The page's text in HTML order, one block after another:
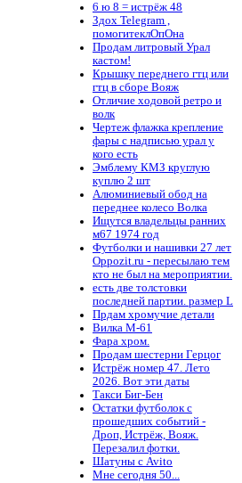
6 ю 8 = истрёж 48
Здох Telegram ,
помогитеклОпОна
Продам литровый Урал
кастом!
Крышку переднего гтц или
гтц в сборе Вояж
Отличие ходовой ретро и
волк
Чертеж флажка крепление
фары с надписью урал у
кого есть
Эмблему КМЗ круглую
куплю 2 шт
Алюминиевый обод на
переднее колесо Волка
Ищутся владельцы ранних
м67 1974 год
Футболки и нашивки 27 лет
Oppozit.ru - пересылаю тем
кто не был на мероприятии.
есть две толстовки
последней партии. размер L
Прдам хромучие детали
Вилка М-61
Фара хром.
Продам шестерни Герцог
Истрёж номер 47. Лето
2026. Вот эти даты
Такси Биг-Бен
Остатки футболок с
прошедших событий -
Дроп, Истрёж, Вояж.
Перезалил фотки.
Шатуны с Avito
Мне сегодня 50...